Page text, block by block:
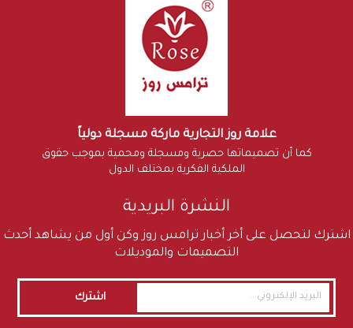
علامة روز التجارية ماركة مسجلة دولياً
كما أن تصميماتها حصرية ومسجلة ومحمية بموجب حقوق
الملكية الفكرية بمختلف الدول
النشرة البريدية
اشترك لتحصل على أخر أخبار ترامس روز وكن أول من يشاهد أحدث
التصميمات والموديلات
اشترك